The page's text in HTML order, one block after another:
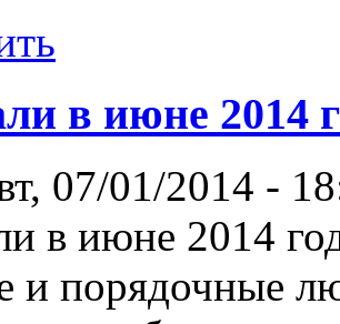
в июне 2014
07/01/2014 -
в июне 2014
и порядочные